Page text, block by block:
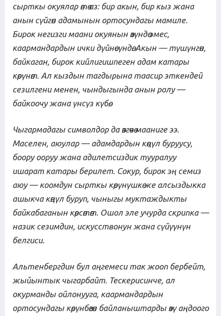
сырткы окуялар өтө аз: бир акын, бир кыз жана
анын сүйгөн адамынын ортосундагы мамиле.
Бирок негизги маани окуянын өзүндө эмес,
каармандардын ички дүйнөсүндө. Акын — түшүнгөн,
байкаган, бирок кийлигишпеген адам катары
көрүнөт. Ал кыздын тагдырына таасир эткендей
сезилгени менен, чындыгында анын ролу —
байкоочу жана үнсүз күбө.
Чыгармадагы символдор да өзгөчө мааниге ээ.
Маселен, аюулар — адамдардын көңүл буруусу,
боору ооруу жана адилетсиздик тууралуу
ишарат катары берилет. Сокур, бирок эң семиз
аюу — коомдун сырткы көрүнүшкө же алсыздыкка
ашыкча көңүл буруп, чыныгы муктаждыкты
байкабаганын көрсөтөт. Ошол эле учурда скрипка —
назик сезимдин, искусствонун жана сүйүүнүн
белгиси.
Альтенбергдин бул аңгемеси так жооп бербейт,
жыйынтык чыгарбайт. Тескерисинче, ал
окурманды ойлонууга, каармандардын
ортосундагы көрүнбөгөн байланыштарды өзү аңдоого